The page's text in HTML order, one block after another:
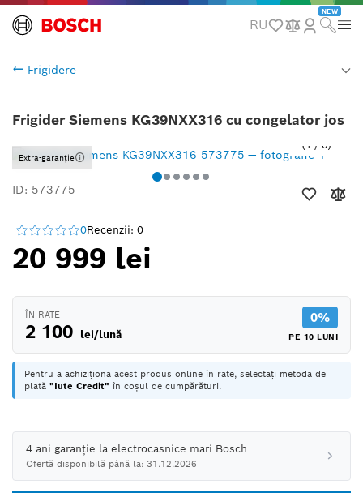
RU
NEW
Frigidere
Frigider Siemens KG39NXX316 cu congelator jos
Extra-garanție
1 / 6
ID: 573775
0Recenzii: 0
20 999 lei
ÎN RATE
2 100 lei/lună
0%
PE 10 LUNI
Pentru a achiziționa acest produs online în rate, selectați metoda de
plată "Iute Credit" în coșul de cumpărături.
4 ani garanție la electrocasnice mari Bosch
Ofertă disponibilă până la: 31.12.2026